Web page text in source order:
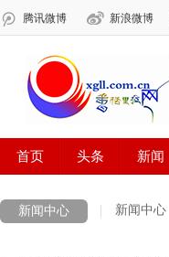
新闻中心 新闻中心